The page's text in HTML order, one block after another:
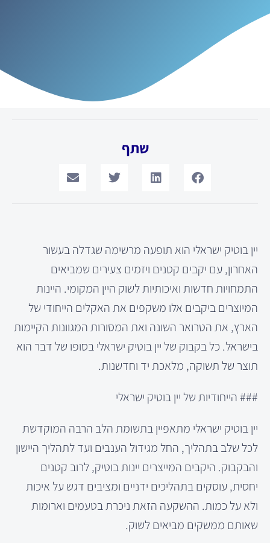
שתף
יין בוטיק ישראלי הוא תופעה מרשימה שגדלה בעשור
האחרון, עם יקבים קטנים ויזמים צעירים שמביאים
התמחויות חדשות ואיכותיות לשוק היין המקומי. היינות
המיוצרים ביקבים אלו משקפים את האקלים הייחודי של
הארץ, את הטרואר השונה ואת המסורות המגוונות הקיימות
בישראל. כל בקבוק של יין בוטיק ישראלי בסופו של דבר הוא
תוצר של תשוקה, מלאכת יד וחדשנות.
### הייחודיות של יין בוטיק ישראלי
יין בוטיק ישראלי מתאפיין בתשומת הלב הרבה המוקדשת
לכל שלב בתהליך, החל מגידול הענבים ועד לתהליך היישון
והבקבוק. היקבים המייצרים יינות בוטיק, לרוב קטנים
יחסית, עוסקים בתהליכים ידניים ומציבים דגש על איכות
ולא על כמות. ההשקעה הזאת ניכרת בטעמים וארומות
שאותם ממשקים מביאים לשוק.